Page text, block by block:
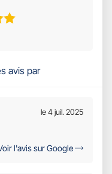
avis par
le 4 juil. 2025
l'avis sur Google